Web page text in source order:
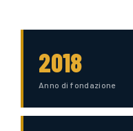
2018
Anno di fondazione